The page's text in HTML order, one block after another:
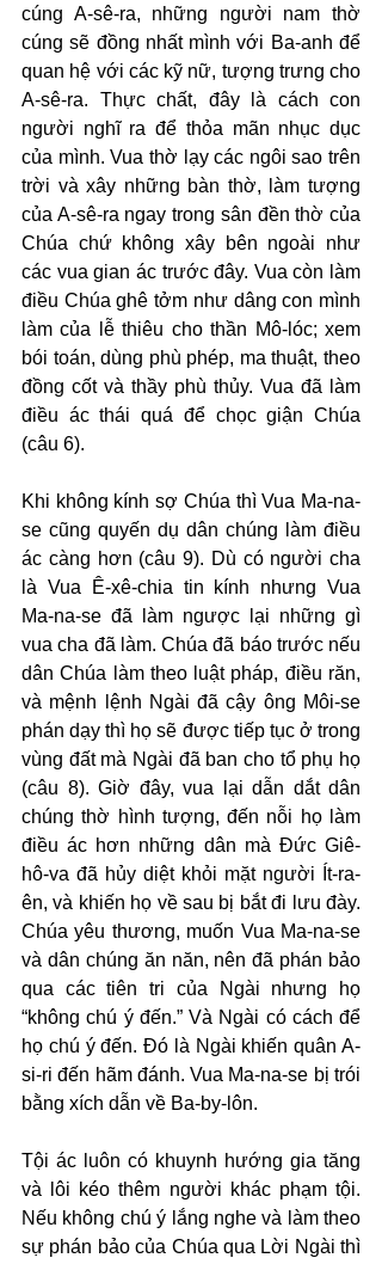
cúng A-sê-ra, những người nam thờ
cúng sẽ đồng nhất mình với Ba-anh để
quan hệ với các kỹ nữ, tượng trưng cho
A-sê-ra. Thực chất, đây là cách con
người nghĩ ra để thỏa mãn nhục dục
của mình. Vua thờ lạy các ngôi sao trên
trời và xây những bàn thờ, làm tượng
của A-sê-ra ngay trong sân đền thờ của
Chúa chứ không xây bên ngoài như
các vua gian ác trước đây. Vua còn làm
điều Chúa ghê tởm như dâng con mình
làm của lễ thiêu cho thần Mô-lóc; xem
bói toán, dùng phù phép, ma thuật, theo
đồng cốt và thầy phù thủy. Vua đã làm
điều ác thái quá để chọc giận Chúa
(câu 6).
Khi không kính sợ Chúa thì Vua Ma-na-
se cũng quyến dụ dân chúng làm điều
ác càng hơn (câu 9). Dù có người cha
là Vua Ê-xê-chia tin kính nhưng Vua
Ma-na-se đã làm ngược lại những gì
vua cha đã làm. Chúa đã báo trước nếu
dân Chúa làm theo luật pháp, điều răn,
và mệnh lệnh Ngài đã cậy ông Môi-se
phán dạy thì họ sẽ được tiếp tục ở trong
vùng đất mà Ngài đã ban cho tổ phụ họ
(câu 8). Giờ đây, vua lại dẫn dắt dân
chúng thờ hình tượng, đến nỗi họ làm
điều ác hơn những dân mà Đức Giê-
hô-va đã hủy diệt khỏi mặt người Ít-ra-
ên, và khiến họ về sau bị bắt đi lưu đày.
Chúa yêu thương, muốn Vua Ma-na-se
và dân chúng ăn năn, nên đã phán bảo
qua các tiên tri của Ngài nhưng họ
“không chú ý đến.” Và Ngài có cách để
họ chú ý đến. Đó là Ngài khiến quân A-
si-ri đến hãm đánh. Vua Ma-na-se bị trói
bằng xích dẫn về Ba-by-lôn.
Tội ác luôn có khuynh hướng gia tăng
và lôi kéo thêm người khác phạm tội.
Nếu không chú ý lắng nghe và làm theo
sự phán bảo của Chúa qua Lời Ngài thì